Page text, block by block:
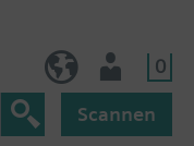
0
Scannen